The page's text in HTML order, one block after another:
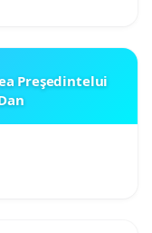
Preşedintelui